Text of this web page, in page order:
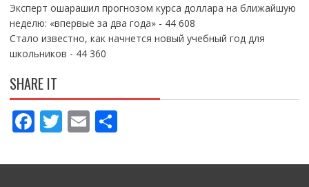
Эксперт ошарашил прогнозом курса доллара на ближайшую
неделю: «впервые за два года»- 44 608
Стало известно, как начнется новый учебный год для
школьников - 44 360
SHARE IT
F
ac
e
T
w
itt
E
m
ai
П
ді